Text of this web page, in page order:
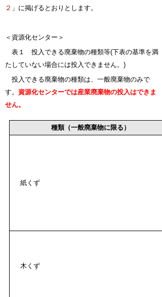
２ 」に掲げるとおりとします。
＜資源化センター＞
表１ 投入できる廃棄物の種類等(下表の基準を満
たしていない場合には投入できません。)
投入できる廃棄物の種類は、一般廃棄物のみで
す。 資源化センターでは産業廃棄物の投入はできま
せん。
種類（一般廃棄物に限る）
紙くず
木くず